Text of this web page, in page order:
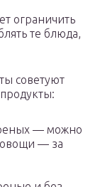
ограничить
те блюда,
советуют
— можно
— за